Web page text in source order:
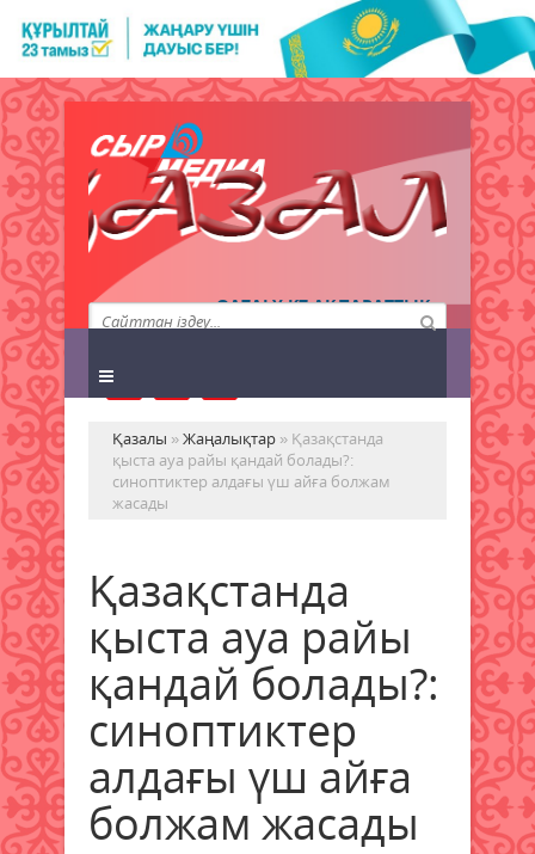
QAZALY.KZ АҚПАРАТТЫҚ
АГЕНТТІГІ
Қазалы »Жаңалықтар » Қазақстанда
қыста ауа райы қандай болады?:
синоптиктер алдағы үш айға болжам
жасады
Қазақстанда
қыста ауа райы
қандай болады?:
синоптиктер
алдағы үш айға
болжам жасады